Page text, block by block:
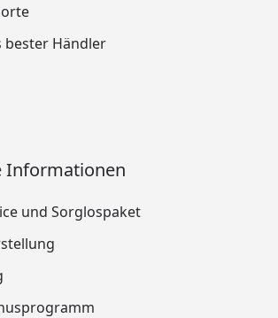
bester Händler
Informationen
und Sorglospaket